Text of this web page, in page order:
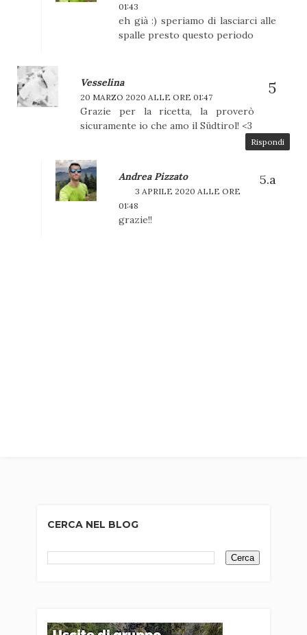
01:43
eh già :) speriamo di lasciarci alle
spalle presto questo periodo
Vesselina
20 MARZO 2020 ALLE ORE 01:47
Grazie per la ricetta, la proverò
sicuramente io che amo il Südtirol! <3
Rispondi
Andrea Pizzato
3 APRILE 2020 ALLE ORE
01:48
grazie!!
CERCA NEL BLOG